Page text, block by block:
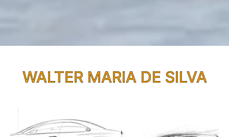
WALTER MARIA DE SILVA